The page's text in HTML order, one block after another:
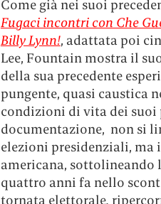
Come già nei suoi
Fugaci incontri con Che
Billy Lynn!, adattata poi
Lee, Fountain mostra il
della sua precedente
pungente, quasi caustica
condizioni di vita dei suoi
documentazione, non si
elezioni presidenziali, ma
americana, sottolineando
quattro anni fa nello
tornata elettorale,